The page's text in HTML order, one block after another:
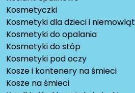
Kosmetyczki
Kosmetyki dla dzieci i niemowląt
Kosmetyki do opalania
Kosmetyki do stóp
Kosmetyki pod oczy
Kosze i kontenery na śmieci
Kosze na śmieci